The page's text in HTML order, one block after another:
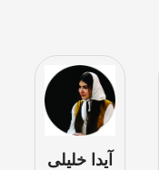
آیدا خلیلی